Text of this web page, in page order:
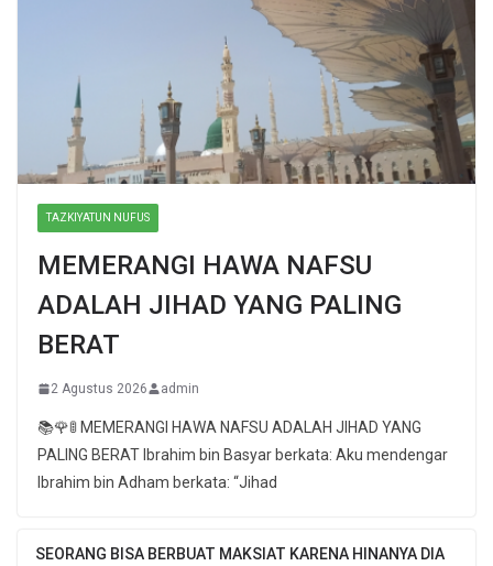
TAZKIYATUN NUFUS
MEMERANGI HAWA NAFSU
ADALAH JIHAD YANG PALING
BERAT
2 Agustus 2026 admin
📚🌹🚦 MEMERANGI HAWA NAFSU ADALAH JIHAD YANG
PALING BERAT Ibrahim bin Basyar berkata: Aku mendengar
Ibrahim bin Adham berkata: “Jihad
SEORANG BISA BERBUAT MAKSIAT KARENA HINANYA DIA